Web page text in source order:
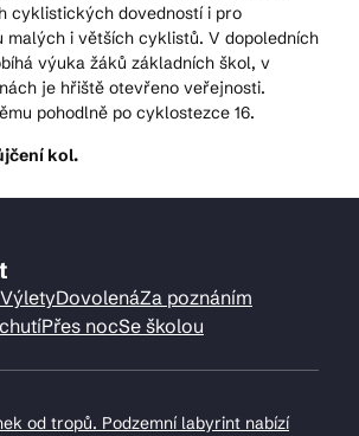
cyklistických dovedností i pro
malých i větších cyklistů. V dopoledních
výuka žáků základních škol, v
je hřiště otevřeno veřejnosti.
pohodlně po cyklostezce 16.
kol.
VýletyDovolenáZa poznáním
Přes nocSe školou
od tropů. Podzemní labyrint nabízí